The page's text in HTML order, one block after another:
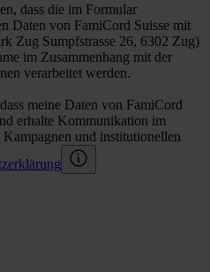
dass die im Formular
Daten von FamiCord Suisse mit
Zug Sumpfstrasse 26, 6302 Zug)
im Zusammenhang mit der
verarbeitet werden.
meine Daten von FamiCord
erhalte Kommunikation im
und institutionellen